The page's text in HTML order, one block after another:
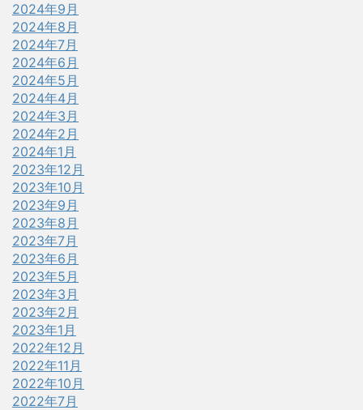
2024年9月
2024年8月
2024年7月
2024年6月
2024年5月
2024年4月
2024年3月
2024年2月
2024年1月
2023年12月
2023年10月
2023年9月
2023年8月
2023年7月
2023年6月
2023年5月
2023年3月
2023年2月
2023年1月
2022年12月
2022年11月
2022年10月
2022年7月